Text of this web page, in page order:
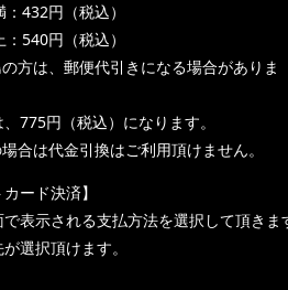
432円（税込）
540円（税込）
方は、郵便代引きになる場合がありま
775円（税込）になります。
合は代金引換はご利用頂けません。
ード決済】
表示される支払方法を選択して頂きま
選択頂けます。